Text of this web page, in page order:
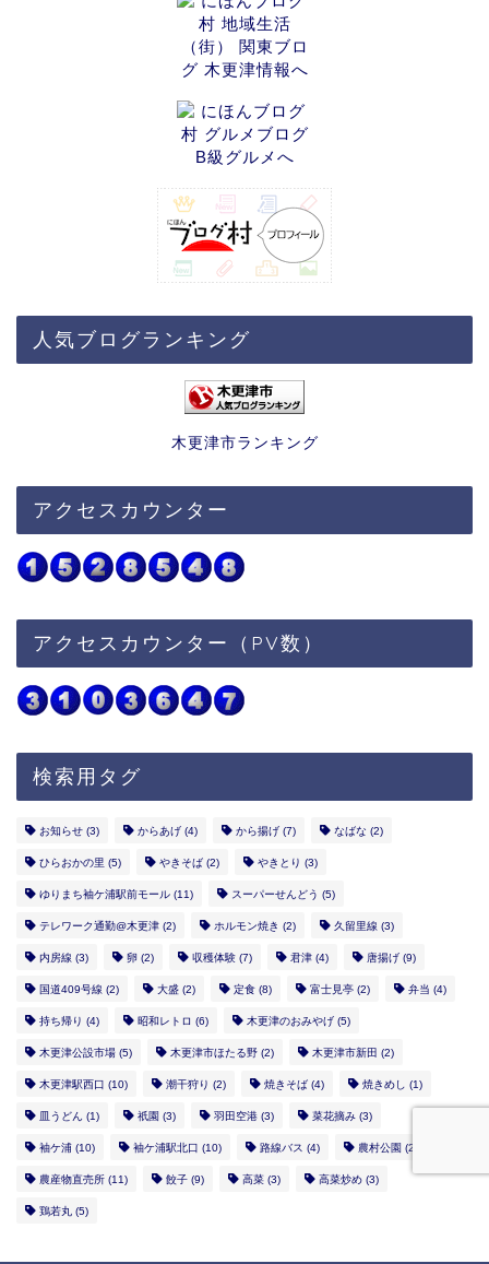
人気ブログランキング
木更津市ランキング
アクセスカウンター
アクセスカウンター（PV数）
検索用タグ
お知らせ (3) からあげ (4) から揚げ (7) なばな (2)
ひらおかの里 (5) やきそば (2) やきとり (3)
ゆりまち袖ケ浦駅前モール (11) スーパーせんどう (5)
テレワーク通勤@木更津 (2) ホルモン焼き (2) 久留里線 (3)
内房線 (3) 卵 (2) 収穫体験 (7) 君津 (4) 唐揚げ (9)
国道409号線 (2) 大盛 (2) 定食 (8) 富士見亭 (2) 弁当 (4)
持ち帰り (4) 昭和レトロ (6) 木更津のおみやげ (5)
木更津公設市場 (5) 木更津市ほたる野 (2) 木更津市新田 (2)
木更津駅西口 (10) 潮干狩り (2) 焼きそば (4) 焼きめし (1)
皿うどん (1) 祇園 (3) 羽田空港 (3) 菜花摘み (3)
袖ケ浦 (10) 袖ケ浦駅北口 (10) 路線バス (4) 農村公園 (2)
農産物直売所 (11) 餃子 (9) 高菜 (3) 高菜炒め (3)
鶏若丸 (5)